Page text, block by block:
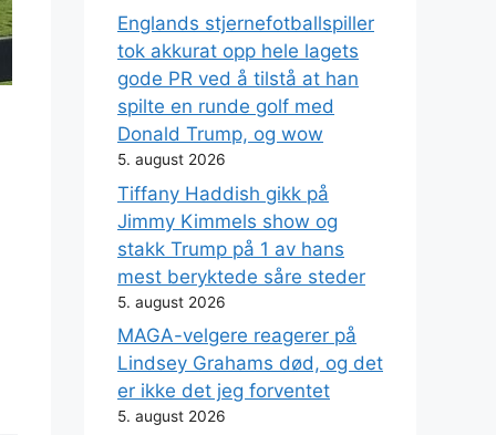
Englands stjernefotballspiller
tok akkurat opp hele lagets
gode PR ved å tilstå at han
spilte en runde golf med
Donald Trump, og wow
5. august 2026
Tiffany Haddish gikk på
Jimmy Kimmels show og
stakk Trump på 1 av hans
mest beryktede såre steder
5. august 2026
MAGA-velgere reagerer på
Lindsey Grahams død, og det
er ikke det jeg forventet
5. august 2026